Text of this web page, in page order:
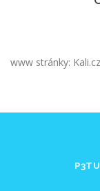
www stránky: Kali.cz